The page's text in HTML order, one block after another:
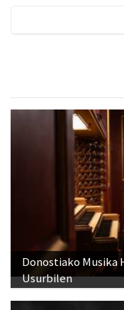
Donostiako
Usurbilen